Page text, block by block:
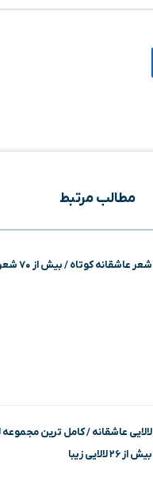
مطالب مرتبط
شعر عاشقانه کوتاه / بیش از ۷۰ شعر زیبا
لالایی عاشقانه / کامل ترین مجموعه
بیش از ۲۶ لالایی زیبا